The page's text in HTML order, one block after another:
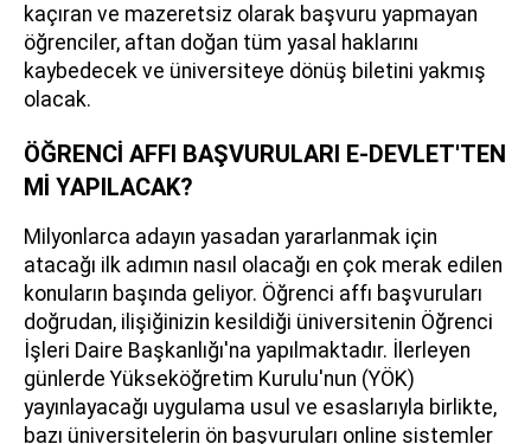
kaçıran ve mazeretsiz olarak başvuru yapmayan
öğrenciler, aftan doğan tüm yasal haklarını
kaybedecek ve üniversiteye dönüş biletini yakmış
olacak.
ÖĞRENCİ AFFI BAŞVURULARI E-DEVLET'TEN
Mİ YAPILACAK?
Milyonlarca adayın yasadan yararlanmak için
atacağı ilk adımın nasıl olacağı en çok merak edilen
konuların başında geliyor. Öğrenci affı başvuruları
doğrudan, ilişiğinizin kesildiği üniversitenin Öğrenci
İşleri Daire Başkanlığı'na yapılmaktadır. İlerleyen
günlerde Yükseköğretim Kurulu'nun (YÖK)
yayınlayacağı uygulama usul ve esaslarıyla birlikte,
bazı üniversitelerin ön başvuruları online sistemler